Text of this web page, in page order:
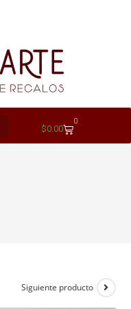
$0.00
0
Siguiente producto